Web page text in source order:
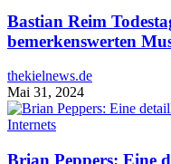
Bastian Reim
bemerkenswerten
thekielnews.de
Mai 31, 2024
Brian Peppers: Eine